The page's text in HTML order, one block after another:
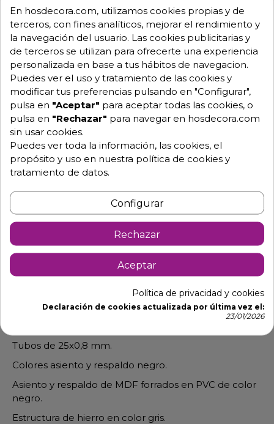
Consulta tus dudas con nosotros.
976 25 59 91
info@hosdecora.com
Hablemos
Pide tu presupuesto
Descripción Detalles de producto
Banqueta Alcantara plegable para
mesas altas
Tubos de 25x0,8 mm.
Colores asiento y respaldo negro.
Asiento y respaldo de MDF forrados en PVC de color
negro.
Estructura de hierro en color gris.
En hosdecora.com, utilizamos cookies propias y de
terceros, con fines analíticos, mejorar el rendimiento y
la navegación del usuario. Las cookies publicitarias y
de terceros se utilizan para ofrecerte una experiencia
personalizada en base a tus hábitos de navegacion.
Puedes ver el uso y tratamiento de las cookies y
modificar tus preferencias pulsando en "Configurar",
pulsa en "Aceptar" para aceptar todas las cookies, o
pulsa en "Rechazar" para navegar en hosdecora.com
sin usar cookies.
Puedes ver toda la información, las cookies, el
propósito y uso en nuestra política de cookies y
tratamiento de datos.
Configurar
Rechazar
Aceptar
Política de privacidad y cookies
Declaración de cookies actualizada por última vez el:
23/01/2026